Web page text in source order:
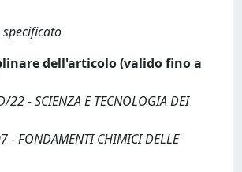
dell'articolo (valido fino a
- SCIENZA E TECNOLOGIA DEI
- FONDAMENTI CHIMICI DELLE